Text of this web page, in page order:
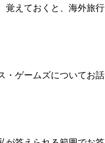
覚えておくと、海外旅行
・ゲームズについてお話